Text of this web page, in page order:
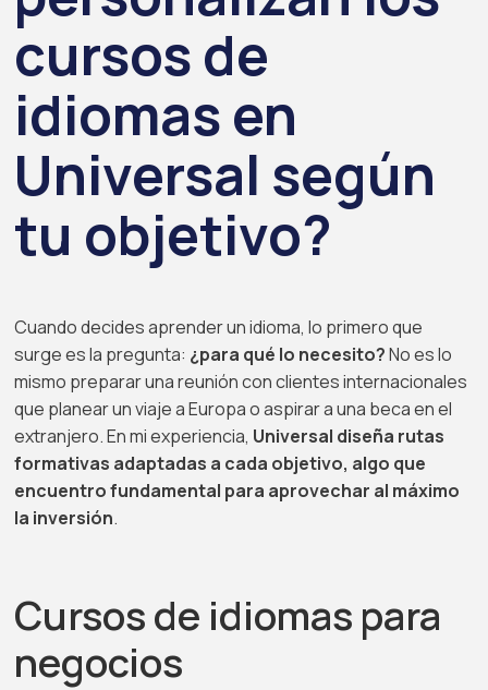
cursos de
idiomas en
Universal según
tu objetivo?
Cuando decides aprender un idioma, lo primero que
surge es la pregunta: ¿para qué lo necesito?No es lo
mismo preparar una reunión con clientes internacionales
que planear un viaje a Europa o aspirar a una beca en el
extranjero. En mi experiencia, Universal diseña rutas
formativas adaptadas a cada objetivo, algo que
encuentro fundamental para aprovechar al máximo
la inversión.
Cursos de idiomas para
negocios